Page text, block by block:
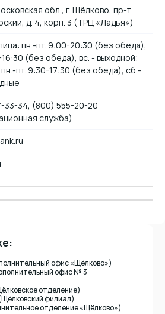
обл., г. Щёлково, пр-т
д. 4, корп. 3 (ТРЦ «Ладья»)
пн.-пт. 9:00-20:30 (без обеда),
(без обеда), вс. - выходной;
пт. 9:30-17:30 (без обеда), сб.-
33-34, (800) 555-20-20
служба)
офис «Щёлково»)
офис № 3
отделение)
филиал)
отделение «Щёлково»)